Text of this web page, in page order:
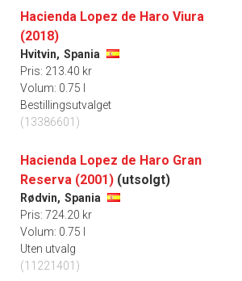
Hacienda Lopez de Haro Viura
(2018)
Hvitvin, Spania
Pris: 213.40 kr
Volum: 0.75 l
Bestillingsutvalget
(13386601)
Hacienda Lopez de Haro Gran
Reserva (2001) (utsolgt)
Rødvin, Spania
Pris: 724.20 kr
Volum: 0.75 l
Uten utvalg
(11221401)